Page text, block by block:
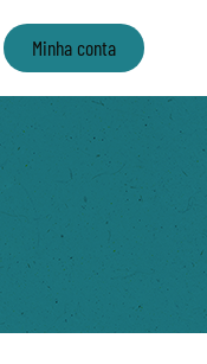
Minha conta